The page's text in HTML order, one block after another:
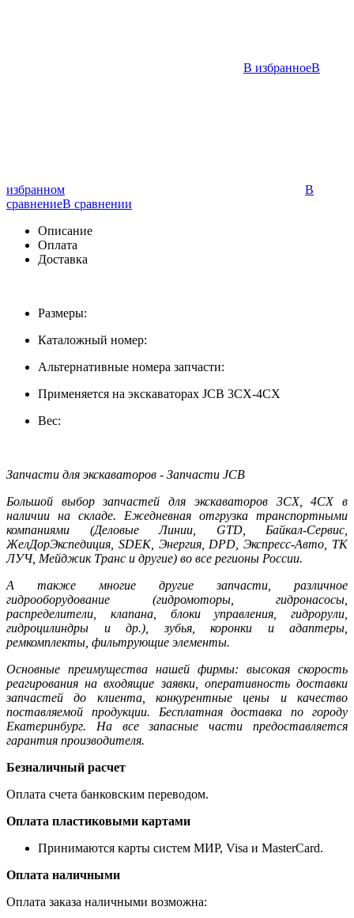
В избранноеВ
избранном
В
сравнениеВ сравнении
Описание
Оплата
Доставка
Размеры:
Каталожный номер:
Альтернативные номера запчасти:
Применяется на экскаваторах JCB 3CX-4CX
Вес:
Запчасти для экскаваторов - Запчасти JCB
Большой выбор запчастей для экскаваторов 3CX, 4CX в
наличии на складе. Ежедневная отгрузка транспортными
компаниями (Деловые Линии, GTD, Байкал-Сервис,
ЖелДорЭкспедиция, SDEK, Энергия, DPD, Экспресс-Авто, ТК
ЛУЧ, Мейджик Транс и другие) во все регионы России.
А также многие другие запчасти, различное
гидрооборудование (гидромоторы, гидронасосы,
распределители, клапана, блоки управления, гидрорули,
гидроцилиндры и др.), зубья, коронки и адаптеры,
ремкомплекты, фильтрующие элементы.
Основные преимущества нашей фирмы: высокая скорость
реагирования на входящие заявки, оперативность доставки
запчастей до клиента, конкурентные цены и качество
поставляемой продукции. Бесплатная доставка по городу
Екатеринбург. На все запасные части предоставляется
гарантия производителя.
Безналичный расчет
Оплата счета банковским переводом.
Оплата пластиковыми картами
Принимаются карты систем МИР, Visa и MasterCard.
Оплата наличными
Оплата заказа наличными возможна: